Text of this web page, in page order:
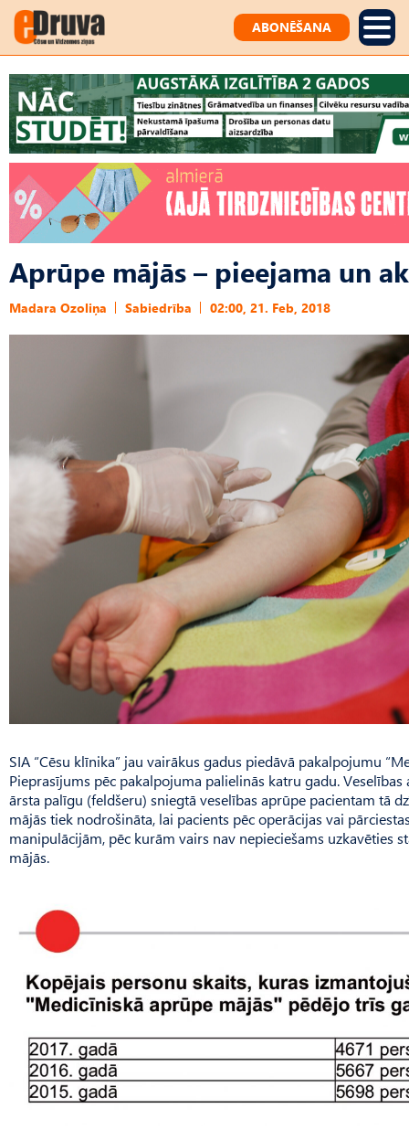
ABONĒŠANA
Aprūpe mājās – pieejama un
Madara Ozoliņa Sabiedrība 02:00, 21. Feb, 2018
SIA “Cēsu klīnika” jau vairākus gadus piedāvā pakalpojumu
Pieprasījums pēc pakalpojuma palielinās katru gadu.
ārsta palīgu (feldšeru) sniegtā veselības aprūpe pacientam tā
mājās tiek nodrošināta, lai pacients pēc operācijas vai
manipulācijām, pēc kurām vairs nav nepieciešams uzkavēties
mājās.